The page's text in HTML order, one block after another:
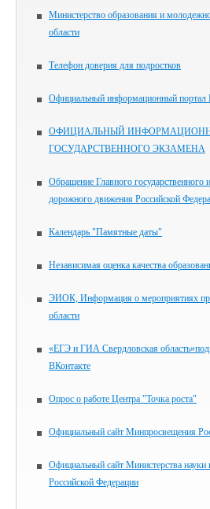
Министерство образования и
области
Телефон доверия для подростков
Официальный информационный
ОФИЦИАЛЬНЫЙ
ГОСУДАРСТВЕННОГО ЭКЗАМЕНА
Обращение Главного государственного
дорожного движения Российской
Календарь "Памятные даты"
Независимая оценка качества
ЭИОК, Информация о мероприятиях
области
«ЕГЭ и ГИА Свердловская
ВКонтакте
Опрос о работе Центра "Точка роста"
Официальный сайт Минпросвещения
Официальный сайт Министерства науки
Российской Федерации